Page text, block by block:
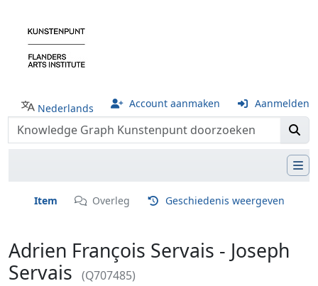
Nederlands Account aanmaken Aanmelden
Item Overleg Geschiedenis weergeven
Adrien François Servais - Joseph
Servais
(Q707485)